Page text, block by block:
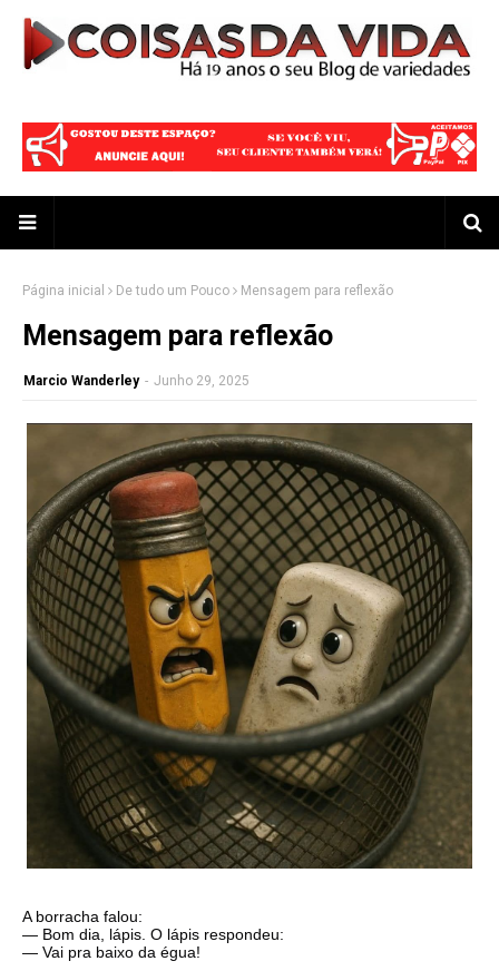
Página inicial De tudo um Pouco Mensagem para reflexão
Mensagem para reflexão
Marcio Wanderley - Junho 29, 2025
A borracha falou:
— Bom dia, lápis. O lápis respondeu:
— Vai pra baixo da égua!